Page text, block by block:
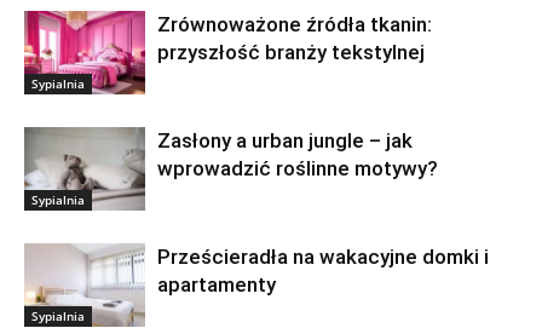
Sypialnia
Zrównoważone źródła tkanin:
przyszłość branży tekstylnej
Sypialnia
Zasłony a urban jungle – jak
wprowadzić roślinne motywy?
Sypialnia
Prześcieradła na wakacyjne domki i
apartamenty